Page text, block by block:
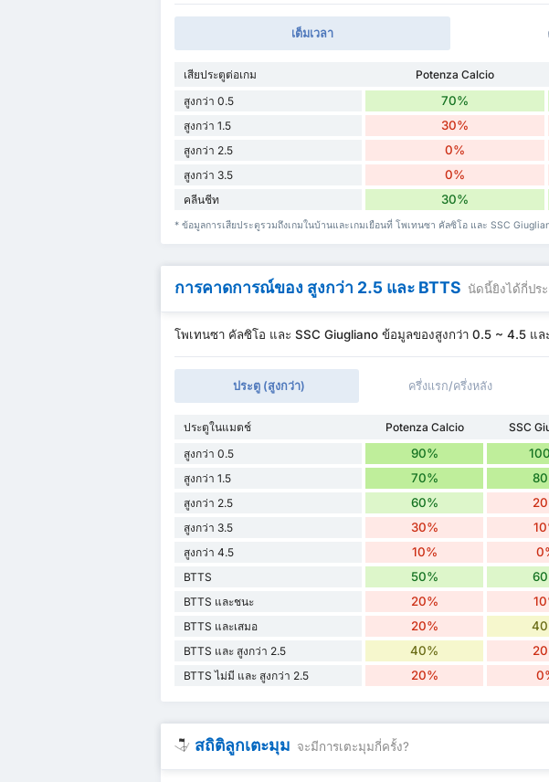
เต็มเวลา
เสียประตูต่อเกม Potenza Calcio
สูงกว่า 0.5
70%
สูงกว่า 1.5 30%
สูงกว่า 2.5 0%
สูงกว่า 3.5 0%
คลีนชีท 30%
* ข้อมูลการเสียประตูรวมถึงเกมในบ้านและเกมเยือนที่ โพเทนซา คัลซิโอ และ SSC
การคาดการณ์ของ สูงกว่า 2.5 และ BTTS นัดนี้ยิงได้กี่ปร
โพเทนซา คัลซิโอ และ SSC Giugliano ข้อมูลของสูงกว่า 0.5 ~ 4.5 แล
ประตู (สูงกว่า) ครึ่งแรก/ครึ่งหลัง
ประตูในแมตช์ Potenza Calcio SSC
สูงกว่า 0.5
90%
สูงกว่า 1.5 70%
สูงกว่า 2.5 60%
สูงกว่า 3.5 30%
สูงกว่า 4.5 10%
BTTS 50%
BTTS และชนะ 20%
BTTS และเสมอ 20%
BTTS และ สูงกว่า 2.5 40%
BTTS ไม่มี และ สูงกว่า 2.5 20%
สถิติลูกเตะมุม จะมีการเตะมุมกี่ครั้ง?